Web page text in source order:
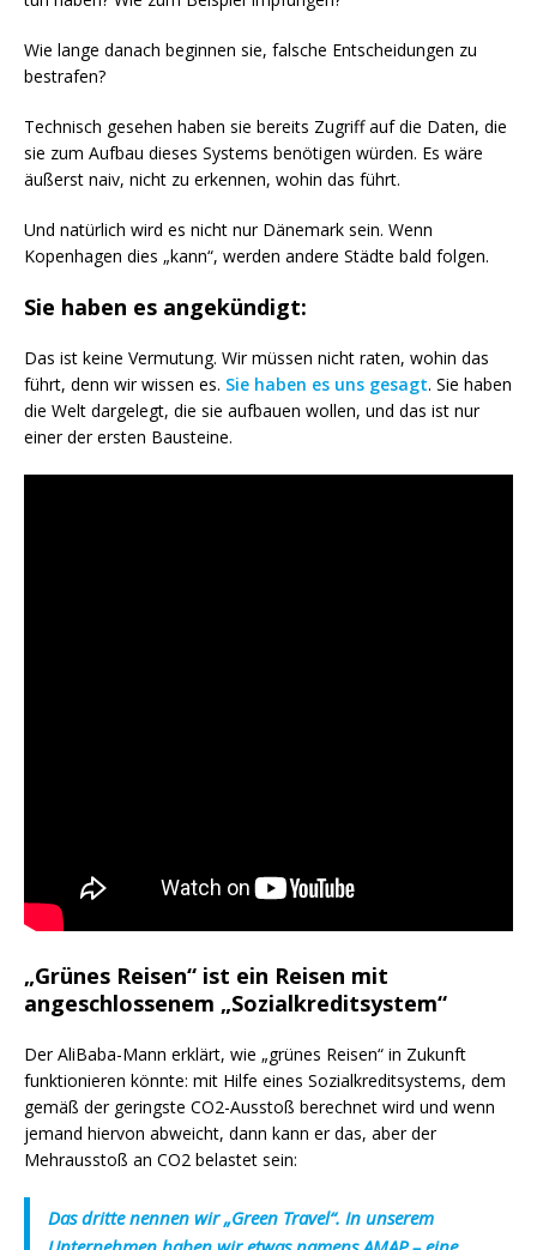
Wie lange danach beginnen sie, falsche Entscheidungen zu
bestrafen?
Technisch gesehen haben sie bereits Zugriff auf die Daten, die
sie zum Aufbau dieses Systems benötigen würden. Es wäre
äußerst naiv, nicht zu erkennen, wohin das führt.
Und natürlich wird es nicht nur Dänemark sein. Wenn
Kopenhagen dies „kann“, werden andere Städte bald folgen.
Sie haben es angekündigt:
Das ist keine Vermutung. Wir müssen nicht raten, wohin das
führt, denn wir wissen es. Sie haben es uns gesagt. Sie haben
die Welt dargelegt, die sie aufbauen wollen, und das ist nur
einer der ersten Bausteine.
„Grünes Reisen“ ist ein Reisen mit
angeschlossenem „Sozialkreditsystem“
Der AliBaba-Mann erklärt, wie „grünes Reisen“ in Zukunft
funktionieren könnte: mit Hilfe eines Sozialkreditsystems, dem
gemäß der geringste CO2-Ausstoß berechnet wird und wenn
jemand hiervon abweicht, dann kann er das, aber der
Mehrausstoß an CO2 belastet sein:
Das dritte nennen wir „Green Travel“. In unserem